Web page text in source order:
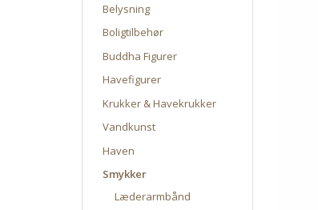
Belysning
Boligtilbehør
Buddha Figurer
Havefigurer
Krukker & Havekrukker
Vandkunst
Haven
Smykker
Læderarmbånd